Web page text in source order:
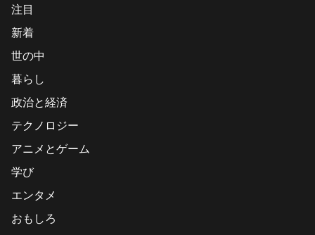
注目
新着
世の中
暮らし
政治と経済
テクノロジー
アニメとゲーム
学び
エンタメ
おもしろ